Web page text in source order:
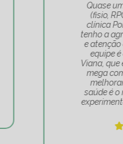
Quase um ano de tratamentos
(fisio, RPG e Nutricionista) na
clínica Ponto de Equilíbrio, e só
tenho a agradecer todo o cuidado
e atenção que tenho recebido. A
equipe é excelente, a Tatiana
Viana, que está a frente de tudo, é
mega competente. Quem se vê
melhorando e acredita que a
saúde é o melhor caminho, deve
experimentar! Super recomendo!!!